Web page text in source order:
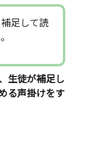
足して読
生徒が補足し
る声掛けをす